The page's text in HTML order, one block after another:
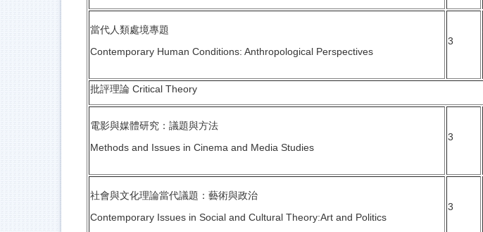
當代人類處境專題
Contemporary Human Conditions: Anthropological Perspectives
3
批評理論 Critical Theory
電影與媒體研究：議題與方法
Methods and Issues in Cinema and Media Studies
3
社會與文化理論當代議題：藝術與政治
Contemporary Issues in Social and Cultural Theory:Art and Politics
3